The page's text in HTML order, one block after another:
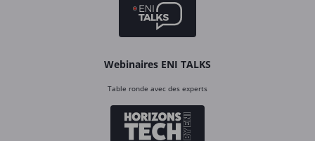
Webinaires ENI TALKS
Table ronde avec des experts